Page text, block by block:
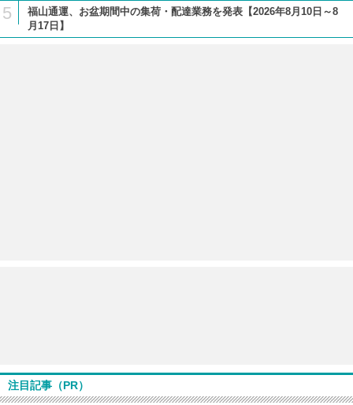
5
福山通運、お盆期間中の集荷・配達業務を発表【2026年8月10日～8
月17日】
注目記事（PR）